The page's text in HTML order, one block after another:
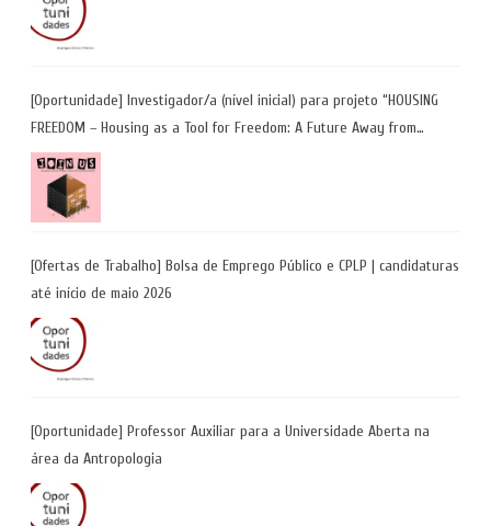
[Oportunidade] Investigador/a (nível inicial) para projeto “HOUSING
FREEDOM – Housing as a Tool for Freedom: A Future Away from
Incarceration” | até 8 de maio
[Ofertas de Trabalho] Bolsa de Emprego Público e CPLP | candidaturas
até início de maio 2026
[Oportunidade] Professor Auxiliar para a Universidade Aberta na
área da Antropologia